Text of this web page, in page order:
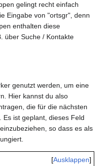
gelingt recht einfach
Eingabe von "ortsgr", denn
enthalten diese
über Suche / Kontakte
genutzt werden, um eine
Hier kannst du also
die für die nächsten
Es ist geplant, dieses Feld
so dass es als
Ausklappen